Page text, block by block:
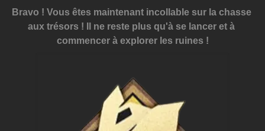
Bravo ! Vous êtes maintenant incollable sur la chasse
aux trésors ! Il ne reste plus qu'à se lancer et à
commencer à explorer les ruines !